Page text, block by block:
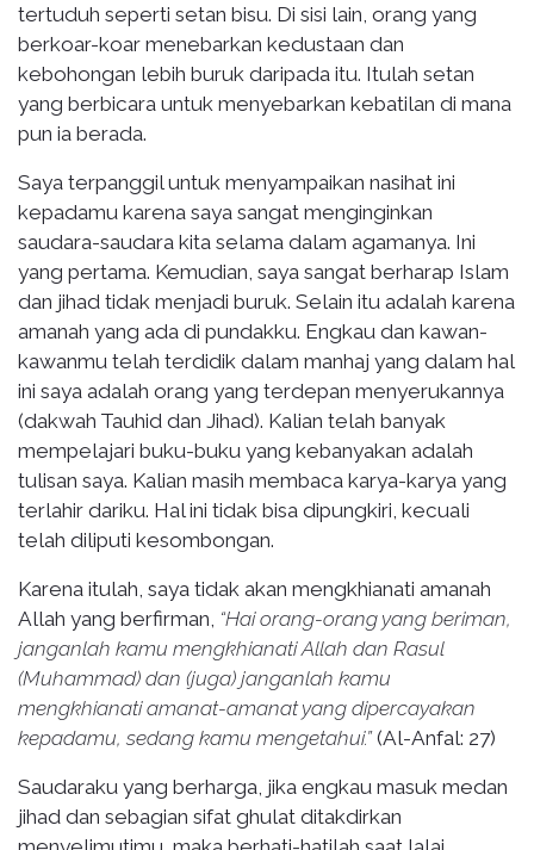
tertuduh seperti setan bisu. Di sisi lain, orang yang
berkoar-koar menebarkan kedustaan dan
kebohongan lebih buruk daripada itu. Itulah setan
yang berbicara untuk menyebarkan kebatilan di mana
pun ia berada.
Saya terpanggil untuk menyampaikan nasihat ini
kepadamu karena saya sangat menginginkan
saudara-saudara kita selama dalam agamanya. Ini
yang pertama. Kemudian, saya sangat berharap Islam
dan jihad tidak menjadi buruk. Selain itu adalah karena
amanah yang ada di pundakku. Engkau dan kawan-
kawanmu telah terdidik dalam manhaj yang dalam hal
ini saya adalah orang yang terdepan menyerukannya
(dakwah Tauhid dan Jihad). Kalian telah banyak
mempelajari buku-buku yang kebanyakan adalah
tulisan saya. Kalian masih membaca karya-karya yang
terlahir dariku. Hal ini tidak bisa dipungkiri, kecuali
telah diliputi kesombongan.
Karena itulah, saya tidak akan mengkhianati amanah
Allah yang berfirman, “Hai orang-orang yang beriman,
janganlah kamu mengkhianati Allah dan Rasul
(Muhammad) dan (juga) janganlah kamu
mengkhianati amanat-amanat yang dipercayakan
kepadamu, sedang kamu mengetahui.”(Al-Anfal: 27)
Saudaraku yang berharga, jika engkau masuk medan
jihad dan sebagian sifat ghulat ditakdirkan